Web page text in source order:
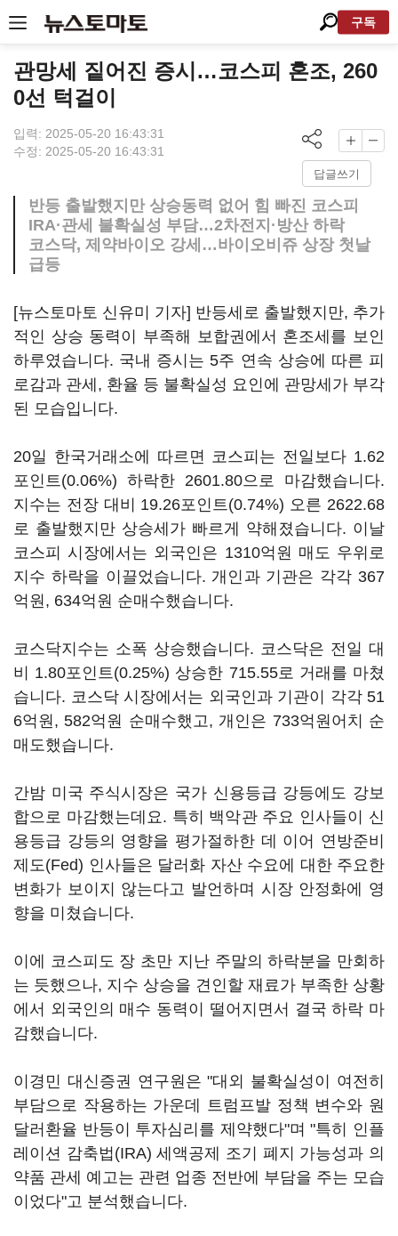
구독
관망세 짙어진 증시…코스피 혼조, 260
0선 턱걸이
입력: 2025-05-20 16:43:31
수정: 2025-05-20 16:43:31
답글쓰기
반등 출발했지만 상승동력 없어 힘 빠진 코스피
IRA·관세 불확실성 부담…2차전지·방산 하락
코스닥, 제약바이오 강세…바이오비쥬 상장 첫날
급등
[뉴스토마토 신유미 기자] 반등세로 출발했지만, 추가
적인 상승 동력이 부족해 보합권에서 혼조세를 보인
하루였습니다. 국내 증시는 5주 연속 상승에 따른 피
로감과 관세, 환율 등 불확실성 요인에 관망세가 부각
된 모습입니다.
20일 한국거래소에 따르면 코스피는 전일보다 1.62
포인트(0.06%) 하락한 2601.80으로 마감했습니다.
지수는 전장 대비 19.26포인트(0.74%) 오른 2622.68
로 출발했지만 상승세가 빠르게 약해졌습니다. 이날
코스피 시장에서는 외국인은 1310억원 매도 우위로
지수 하락을 이끌었습니다. 개인과 기관은 각각 367
억원, 634억원 순매수했습니다.
코스닥지수는 소폭 상승했습니다. 코스닥은 전일 대
비 1.80포인트(0.25%) 상승한 715.55로 거래를 마쳤
습니다. 코스닥 시장에서는 외국인과 기관이 각각 51
6억원, 582억원 순매수했고, 개인은 733억원어치 순
매도했습니다.
간밤 미국 주식시장은 국가 신용등급 강등에도 강보
합으로 마감했는데요. 특히 백악관 주요 인사들이 신
용등급 강등의 영향을 평가절하한 데 이어 연방준비
제도(Fed) 인사들은 달러화 자산 수요에 대한 주요한
변화가 보이지 않는다고 발언하며 시장 안정화에 영
향을 미쳤습니다.
이에 코스피도 장 초만 지난 주말의 하락분을 만회하
는 듯했으나, 지수 상승을 견인할 재료가 부족한 상황
에서 외국인의 매수 동력이 떨어지면서 결국 하락 마
감했습니다.
이경민 대신증권 연구원은 "대외 불확실성이 여전히
부담으로 작용하는 가운데 트럼프발 정책 변수와 원
달러환율 반등이 투자심리를 제약했다"며 "특히 인플
레이션 감축법(IRA) 세액공제 조기 폐지 가능성과 의
약품 관세 예고는 관련 업종 전반에 부담을 주는 모습
이었다"고 분석했습니다.